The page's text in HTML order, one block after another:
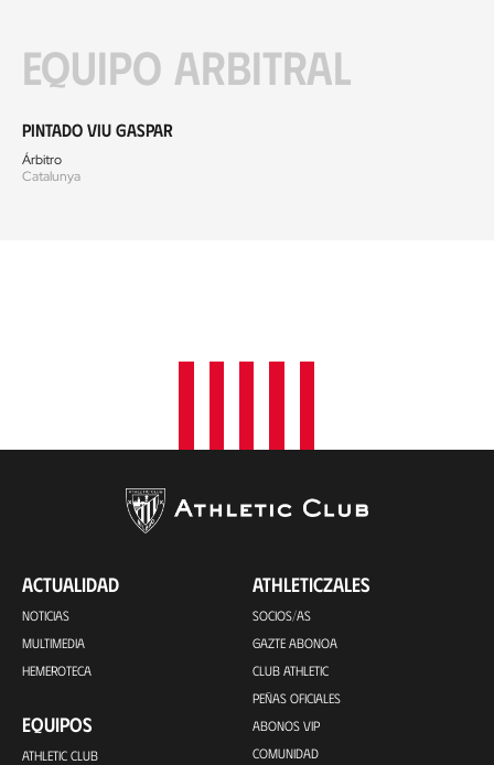
Equipo arbitral
Pintado Viu Gaspar
Árbitro
Catalunya
ACTUALIDAD
NOTICIAS
MULTIMEDIA
HEMEROTECA
EQUIPOS
ATHLETIC CLUB
ATHLETICZALES
SOCIOS/AS
GAZTE ABONOA
CLUB ATHLETIC
PEÑAS OFICIALES
ABONOS VIP
COMUNIDAD